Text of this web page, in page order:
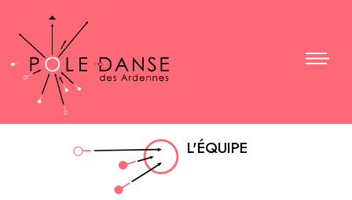
L'ÉQUIPE